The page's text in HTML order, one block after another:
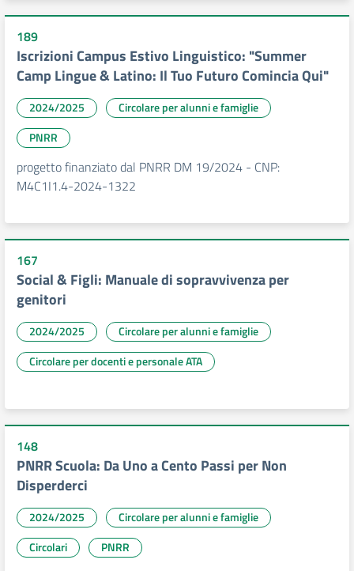
189
Iscrizioni Campus Estivo Linguistico: "Summer
Camp Lingue & Latino: Il Tuo Futuro Comincia Qui"
2024/2025
Circolare per alunni e famiglie
PNRR
progetto finanziato dal PNRR DM 19/2024 - CNP:
M4C1I1.4-2024-1322
167
Social & Figli: Manuale di sopravvivenza per
genitori
2024/2025
Circolare per alunni e famiglie
Circolare per docenti e personale ATA
148
PNRR Scuola: Da Uno a Cento Passi per Non
Disperderci
2024/2025
Circolare per alunni e famiglie
Circolari
PNRR